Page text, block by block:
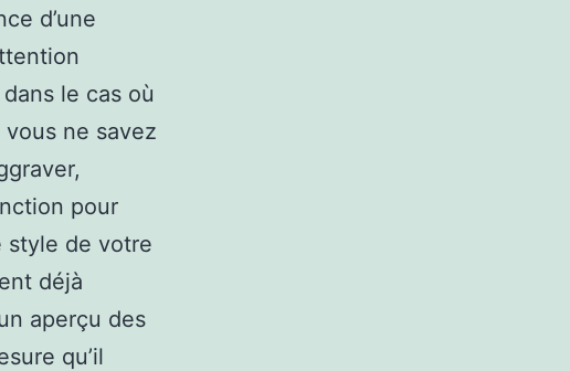
d’une
le cas où
ne savez
pour
style de votre
déjà
aperçu des
qu’il